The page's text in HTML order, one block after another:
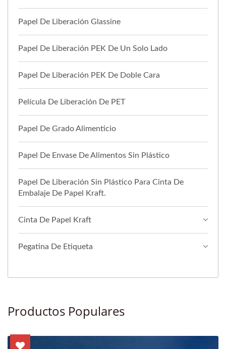
Papel De Liberación Glassine
Papel De Liberación PEK De Un Solo Lado
Papel De Liberación PEK De Doble Cara
Película De Liberación De PET
Papel De Grado Alimenticio
Papel De Envase De Alimentos Sin Plástico
Papel De Liberación Sin Plástico Para Cinta De
Embalaje De Papel Kraft.
Cinta De Papel Kraft
Pegatina De Etiqueta
Productos Populares